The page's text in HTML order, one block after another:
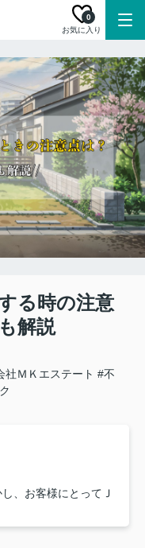
お気に入り
0
る時の注意
解説
社ＭＫエステート #不
、お客様にとってＪ